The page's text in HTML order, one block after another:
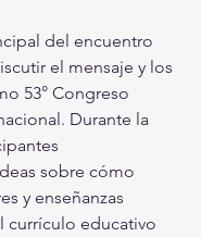
del encuentro
el mensaje y los
53° Congreso
Durante la
sobre cómo
y enseñanzas
currículo educativo